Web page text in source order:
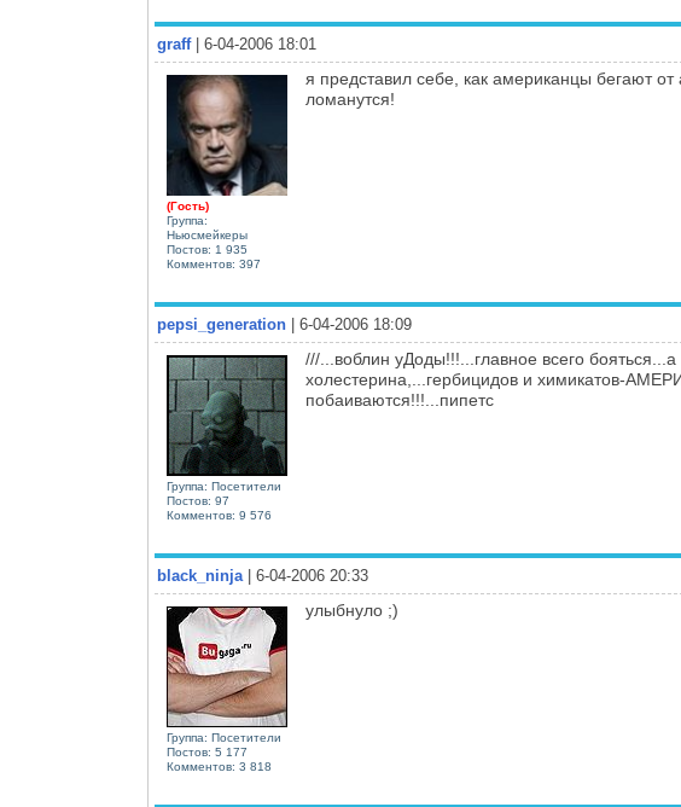
graff| 6-04-2006 18:01
(Гость)
Группа:
Ньюсмейкеры
Постов: 1 935
Комментов: 397
я представил себе, как американцы бегают
ломанутся!
pepsi_generation | 6-04-2006 18:09
Группа: Посетители
Постов: 97
Комментов: 9 576
///...воблин уДоды!!!...главное всего
холестерина,...гербицидов и химикатов-
побаиваются!!!...пипетс
black_ninja| 6-04-2006 20:33
Группа: Посетители
Постов: 5 177
Комментов: 3 818
улыбнуло ;)